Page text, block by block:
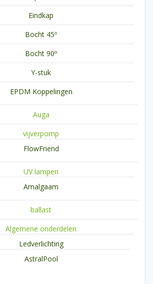
Eindkap
Bocht 45º
Bocht 90º
Y-stuk
EPDM Koppelingen
Auga
vijverpomp
FlowFriend
UV lampen
Amalgaam
ballast
Algemene onderdelen
Ledverlichting
AstralPool